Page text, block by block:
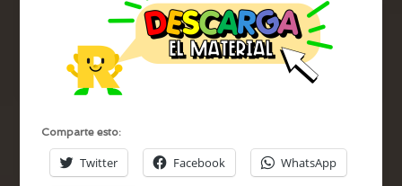
Comparte esto:
Twitter Facebook WhatsApp